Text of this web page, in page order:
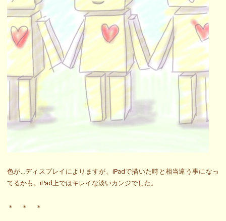
色が…ディスプレイによりますが、iPadで描いた時と相当違う事になっ
てるかも。iPad上ではキレイな淡いカンジでした。
＊ ＊ ＊